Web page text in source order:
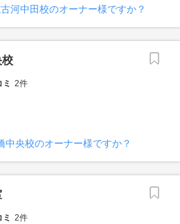
河中田校のオーナー様ですか？
校
ミ 2件
中央校のオーナー様ですか？
ミ 2件